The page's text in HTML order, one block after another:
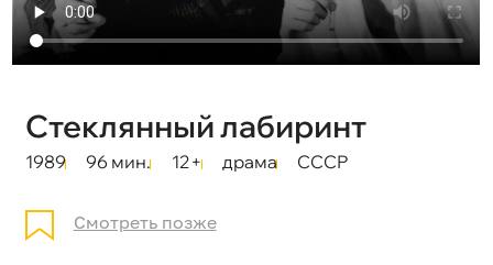
Стеклянный лабиринт
1989 96 мин. 12+ драма СССР
Смотреть позже